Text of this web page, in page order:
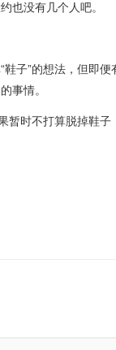
也没有几个人吧。
子”的想法，但即
事情。
暂时不打算脱掉鞋子